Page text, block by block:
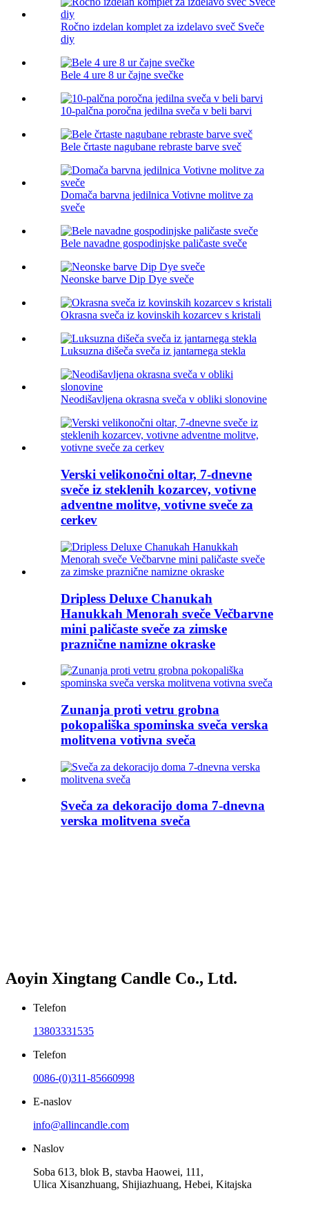
Ročno izdelan komplet za izdelavo sveč Sveče
diy
Bele 4 ure 8 ur čajne svečke
10-palčna poročna jedilna sveča v beli barvi
Bele črtaste nagubane rebraste barve sveč
Domača barvna jedilnica Votivne molitve za
sveče
Bele navadne gospodinjske paličaste sveče
Neonske barve Dip Dye sveče
Okrasna sveča iz kovinskih kozarcev s kristali
Luksuzna dišeča sveča iz jantarnega stekla
Neodišavljena okrasna sveča v obliki slonovine
Verski velikonočni oltar, 7-dnevne
sveče iz steklenih kozarcev, votivne
adventne molitve, votivne sveče za
cerkev
Dripless Deluxe Chanukah
Hanukkah Menorah sveče Večbarvne
mini paličaste sveče za zimske
praznične namizne okraske
Zunanja proti vetru grobna
pokopališka spominska sveča verska
molitvena votivna sveča
Sveča za dekoracijo doma 7-dnevna
verska molitvena sveča
Aoyin Xingtang Candle Co., Ltd.
Telefon
13803331535
Telefon
0086-(0)311-85660998
E-naslov
info@allincandle.com
Naslov
Soba 613, blok B, stavba Haowei, 111,
Ulica Xisanzhuang, Shijiazhuang, Hebei, Kitajska